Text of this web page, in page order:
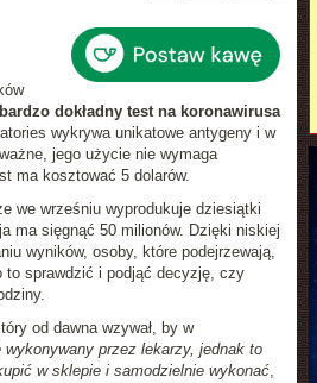
dokładny test na koronawirusa
wykrywa unikatowe antygeny i w
jego użycie nie wymaga
ma kosztować 5 dolarów.
we wrześniu wyprodukuje dziesiątki
ma sięgnąć 50 milionów. Dzięki niskiej
wyników, osoby, które podejrzewają,
to sprawdzić i podjąć decyzję, czy
od dawna wzywał, by w
wykonywany przez lekarzy, jednak to
w sklepie i samodzielnie wykonać,